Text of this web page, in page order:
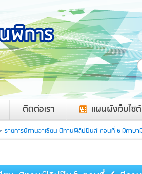
ติดต่อเรา แผนผังเว็บไซต์
รายการนิทานอาเซียน นิทานฟิลิปปินส์ ตอนที่ 6 มีภาษา